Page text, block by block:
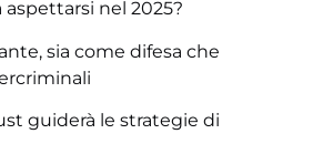
aspettarsi nel 2025?
sia come difesa che
guiderà le strategie di